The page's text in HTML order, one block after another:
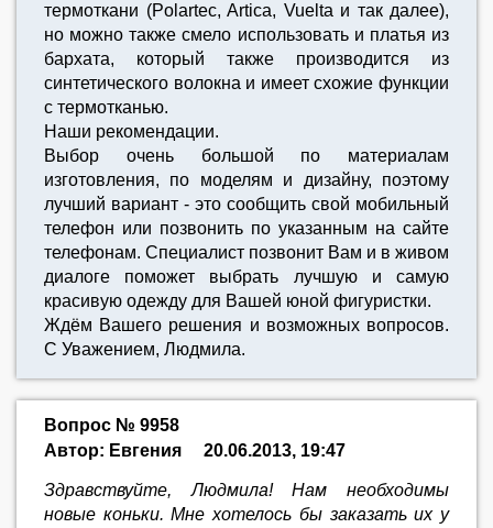
термоткани (Polartec, Artica, Vuelta и так далее),
но можно также смело использовать и платья из
бархата, который также производится из
синтетического волокна и имеет схожие функции
с термотканью.
Наши рекомендации.
Выбор очень большой по материалам
изготовления, по моделям и дизайну, поэтому
лучший вариант - это сообщить свой мобильный
телефон или позвонить по указанным на сайте
телефонам. Специалист позвонит Вам и в живом
диалоге поможет выбрать лучшую и самую
красивую одежду для Вашей юной фигуристки.
Ждём Вашего решения и возможных вопросов.
С Уважением, Людмила.
Вопрос № 9958
Автор: Евгения
20.06.2013, 19:47
Здравствуйте, Людмила! Нам необходимы
новые коньки. Мне хотелось бы заказать их у